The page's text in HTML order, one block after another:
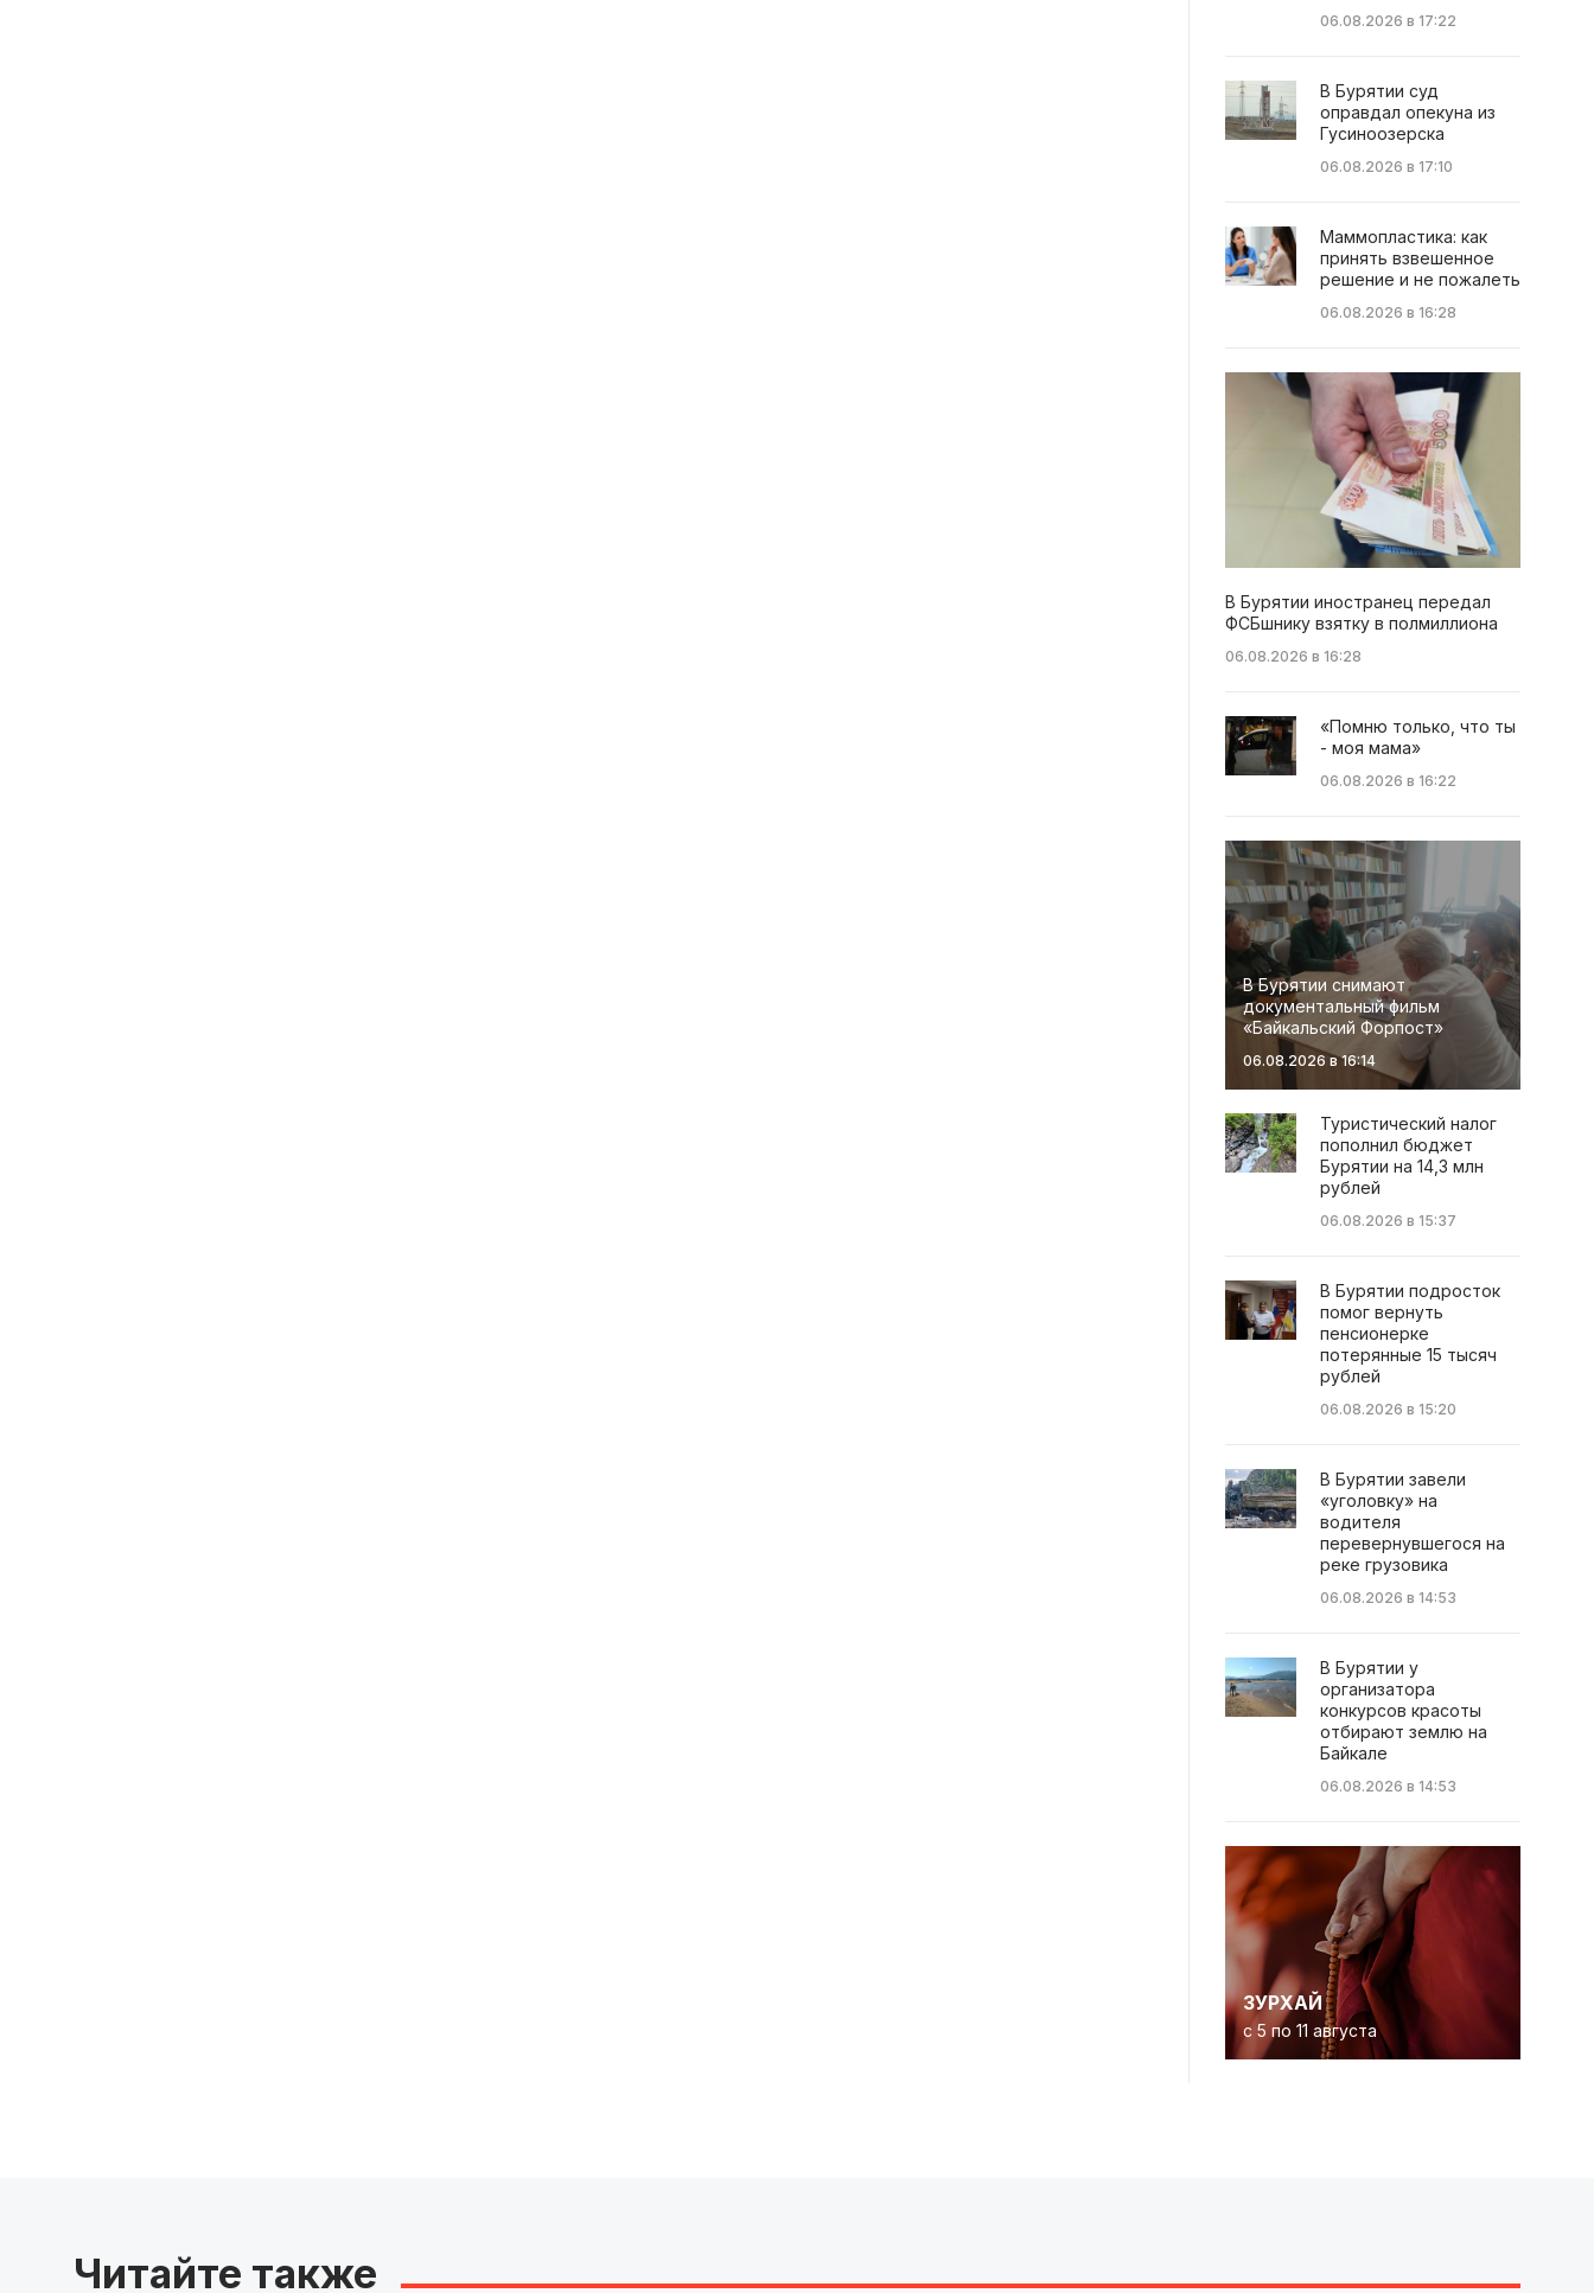
06.08.2026 в 17:22
В Бурятии суд
оправдал опекуна из
Гусиноозерска
06.08.2026 в 17:10
Маммопластика: как
принять взвешенное
решение и не пожалеть
06.08.2026 в 16:28
В Бурятии иностранец передал
ФСБшнику взятку в полмиллиона
06.08.2026 в 16:28
«Помню только, что ты
- моя мама»
06.08.2026 в 16:22
В Бурятии снимают
документальный фильм
«Байкальский Форпост»
06.08.2026 в 16:14
Туристический налог
пополнил бюджет
Бурятии на 14,3 млн
рублей
06.08.2026 в 15:37
В Бурятии подросток
помог вернуть
пенсионерке
потерянные 15 тысяч
рублей
06.08.2026 в 15:20
В Бурятии завели
«уголовку» на
водителя
перевернувшегося на
реке грузовика
06.08.2026 в 14:53
В Бурятии у
организатора
конкурсов красоты
отбирают землю на
Байкале
06.08.2026 в 14:53
ЗУРХАЙ
с 5 по 11 августа
Читайте также